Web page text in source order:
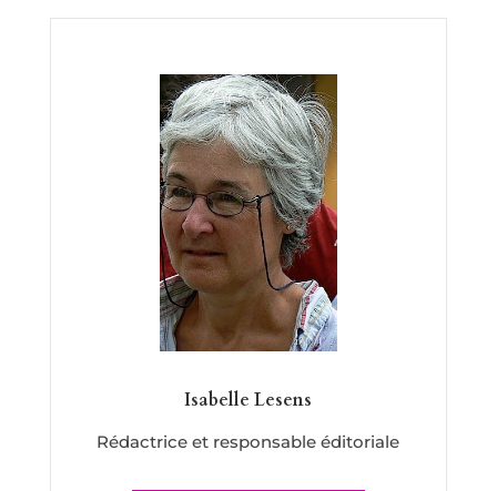
Isabelle Lesens
Rédactrice et responsable éditoriale